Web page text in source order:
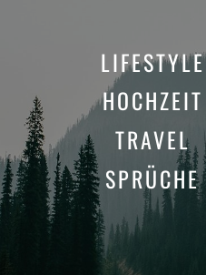
LIFESTYLE
HOCHZEIT
TRAVEL
SPRÜCHE